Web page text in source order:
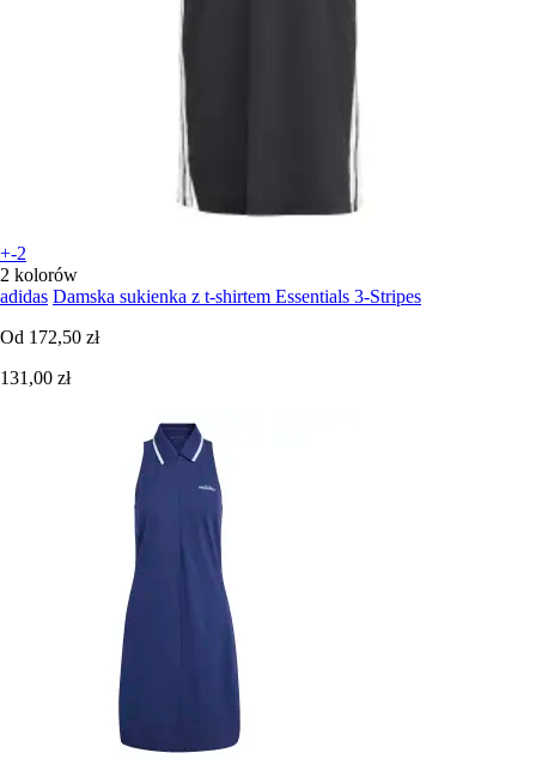
+-2
2 kolorów
adidas Damska sukienka z t-shirtem Essentials 3-Stripes
Od 172,50 zł
131,00 zł